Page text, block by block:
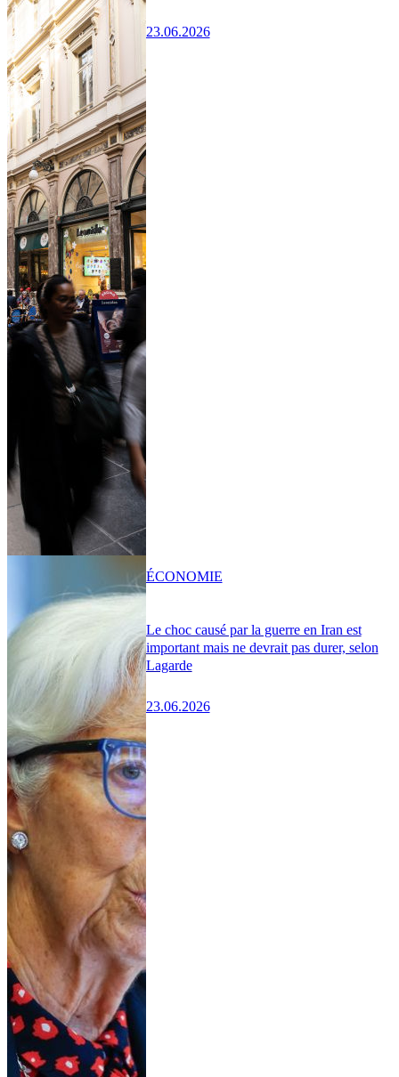
23.06.2026
Le choc causé par la guerre en Iran est
important mais ne devrait pas durer, selon
Lagarde
23.06.2026
ÉCONOMIE